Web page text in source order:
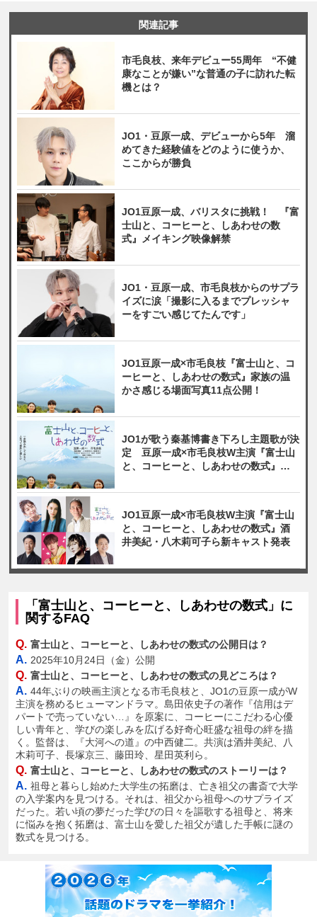
関連記事
市毛良枝、来年デビュー55周年 “不健
康なことが嫌い”な普通の子に訪れた転
機とは？
JO1・豆原一成、デビューから5年 溜
めてきた経験値をどのように使うか、
ここからが勝負
JO1豆原一成、バリスタに挑戦！ 『富
士山と、コーヒーと、しあわせの数
式』メイキング映像解禁
JO1・豆原一成、市毛良枝からのサプラ
イズに涙「撮影に入るまでプレッシャ
ーをすごい感じてたんです」
JO1豆原一成×市毛良枝『富士山と、コ
ーヒーと、しあわせの数式』家族の温
かさ感じる場面写真11点公開！
JO1が歌う秦基博書き下ろし主題歌が決
定 豆原一成×市毛良枝W主演『富士山
と、コーヒーと、しあわせの数式』本
JO1豆原一成×市毛良枝W主演『富士山
と、コーヒーと、しあわせの数式』酒
井美紀・八木莉可子ら新キャスト発表
「富士山と、コーヒーと、しあわせの数式」に
関するFAQ
Q. 富士山と、コーヒーと、しあわせの数式の公開日は？
A. 2025年10月24日（金）公開
Q. 富士山と、コーヒーと、しあわせの数式の見どころは？
A. 44年ぶりの映画主演となる市毛良枝と、JO1の豆原一成がW
主演を務めるヒューマンドラマ。島田依史子の著作『信用はデ
パートで売っていない…』を原案に、コーヒーにこだわる心優
しい青年と、学びの楽しみを広げる好奇心旺盛な祖母の絆を描
く。監督は、『大河への道』の中西健二。共演は酒井美紀、八
木莉可子、長塚京三、藤田玲、星田英利ら。
Q. 富士山と、コーヒーと、しあわせの数式のストーリーは？
A. 祖母と暮らし始めた大学生の拓磨は、亡き祖父の書斎で大学
の入学案内を見つける。それは、祖父から祖母へのサプライズ
だった。若い頃の夢だった学びの日々を謳歌する祖母と、将来
に悩みを抱く拓磨は、富士山を愛した祖父が遺した手帳に謎の
数式を見つける。